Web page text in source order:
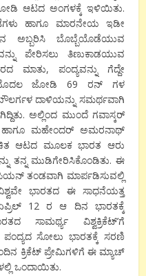
ಆಟದ ಅಂಗಳಕ್ಕೆ ಇಳಿಯಿತು.
ಹಾಗೂ ಮಾರನೇಯ ಇಡೀ
ಬೊಬ್ಬೆಯೊಡೆಯುವ
ಪೇರಿಸಲು ತಿಣುಕಾಡಯುವ
ಮಾತು, ಪಂದ್ಯವನ್ನು ಗೆದ್ದೇ
ಮೊದಲ ಜೋಡಿ69 ರನ್ ಗಳ
ದಾಳಿಯನ್ನು ಸಮರ್ಥವಾಗಿ
ಅಲ್ಲಿಂದ ಮುಂದೆ ಗವಾಸ್ಕರ್
ಹಾಗೂ ಮಹೇಂದರ್ ಅಮರನಾಥ್
ಆಟದ ಮೂಲಕ ಭಾರತ ಆರು
ತನ್ನ ಮುಡಿಗೇರಿಸಿಕೊಂಡಿತು. ಈ
ತಂಡವಾಗಿ ಮಾರ್ಪಡಿಸುವಲ್ಲಿ
ಭಾರತದ ಈ ಸಾಧನೆಯತ್ತ
12 ರ ಆ ದಿನ ಭಾರತಕ್ಕೆ
ಸಾಮರ್ಥ್ಯ ವಿಶ್ವಕ್ರಿಕೆಟ್’ಗೆ
ಸೋಲು ಭಾರತಕ್ಕೆ ಸರಣಿ
ಕ್ರಿಕೆಟ್ ಪ್ರೇಮಿಗಳಿಗೆ ಈ ಮ್ಯಾಚ್
ಒಂದಾಯಿತು.